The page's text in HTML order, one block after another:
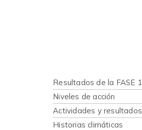
Resultados de la FASE 1
Niveles de acción
Actividades y resultados
Historias climáticas